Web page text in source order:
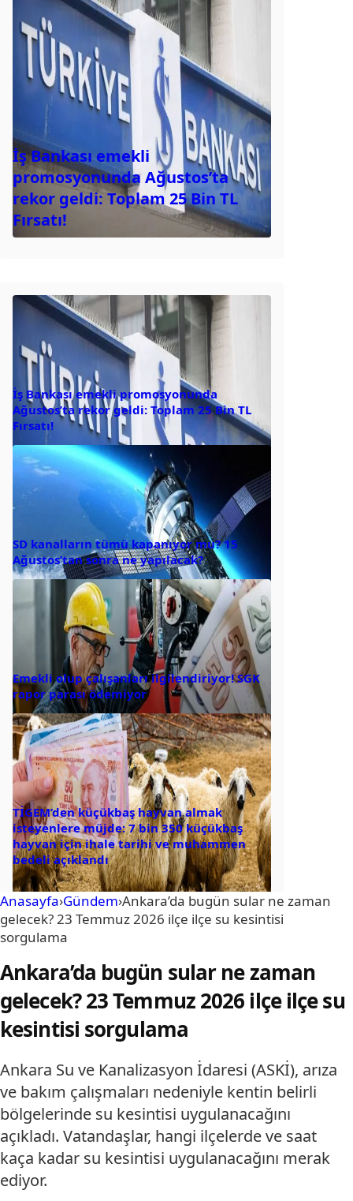
İş Bankası emekli
promosyonunda Ağustos’ta
rekor geldi: Toplam 25 Bin TL
Fırsatı!
İş Bankası emekli promosyonunda
Ağustos’ta rekor geldi: Toplam 25 Bin TL
Fırsatı!
SD kanalların tümü kapanıyor mu? 15
Ağustos’tan sonra ne yapılacak?
Emekli olup çalışanları ilgilendiriyor! SGK
rapor parası ödemiyor
TİGEM’den küçükbaş hayvan almak
isteyenlere müjde: 7 bin 350 küçükbaş
hayvan için ihale tarihi ve muhammen
bedeli açıklandı
Anasayfa›Gündem›Ankara’da bugün sular ne zaman
gelecek? 23 Temmuz 2026 ilçe ilçe su kesintisi
sorgulama
Ankara’da bugün sular ne zaman
gelecek? 23 Temmuz 2026 ilçe ilçe su
kesintisi sorgulama
Ankara Su ve Kanalizasyon İdaresi (ASKİ), arıza
ve bakım çalışmaları nedeniyle kentin belirli
bölgelerinde su kesintisi uygulanacağını
açıkladı. Vatandaşlar, hangi ilçelerde ve saat
kaça kadar su kesintisi uygulanacağını merak
ediyor.